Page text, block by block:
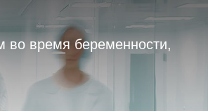
время беременности,